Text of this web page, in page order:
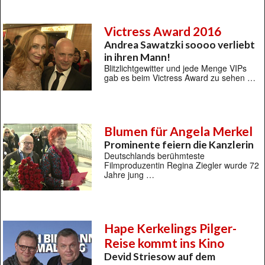
Victress Award 2016
Andrea Sawatzki soooo verliebt
in ihren Mann!
Blitzlichtgewitter und jede Menge VIPs
gab es beim Victress Award zu sehen …
Blumen für Angela Merkel
Prominente feiern die Kanzlerin
Deutschlands berühmteste
Filmproduzentin Regina Ziegler wurde 72
Jahre jung …
Hape Kerkelings Pilger-
Reise kommt ins Kino
Devid Striesow auf dem